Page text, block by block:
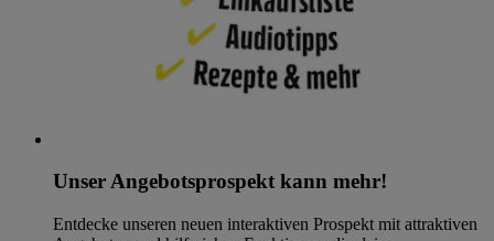
Unser Angebotsprospekt kann mehr!
Entdecke unseren neuen interaktiven Prospekt mit attraktiven